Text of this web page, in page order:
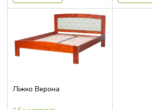
220x95x113
221x170x98
221x190x98
223x165x98
232x146x86
232x166x86
Ліжко Верона